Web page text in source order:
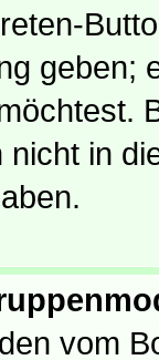
geben;
in
vom